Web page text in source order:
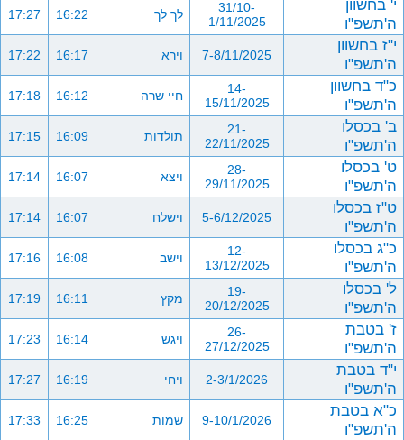
י' בחשוון
ה'תשפ"ו
31/10-
1/11/2025
לך לך 16:22
17:27
י"ז בחשוון
ה'תשפ"ו
7-8/11/2025 וירא 16:17
17:22
כ"ד בחשוון
ה'תשפ"ו
14-
15/11/2025
חיי שרה 16:12
17:18
ב' בכסלו
ה'תשפ"ו
21-
22/11/2025
תולדות 16:09
17:15
ט' בכסלו
ה'תשפ"ו
28-
29/11/2025
ויצא 16:07
17:14
ט"ז בכסלו
ה'תשפ"ו
5-6/12/2025 וישלח 16:07
17:14
כ"ג בכסלו
ה'תשפ"ו
12-
13/12/2025
וישב 16:08
17:16
ל' בכסלו
ה'תשפ"ו
19-
20/12/2025
מקץ 16:11
17:19
ז' בטבת
ה'תשפ"ו
26-
27/12/2025
ויגש 16:14
17:23
י"ד בטבת
ה'תשפ"ו
2-3/1/2026 ויחי 16:19
17:27
כ"א בטבת
ה'תשפ"ו
9-10/1/2026 שמות 16:25
17:33